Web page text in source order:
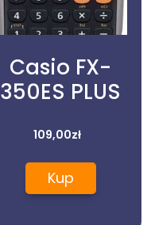
Casio FX-
350ES PLUS
109,00zł
Kup